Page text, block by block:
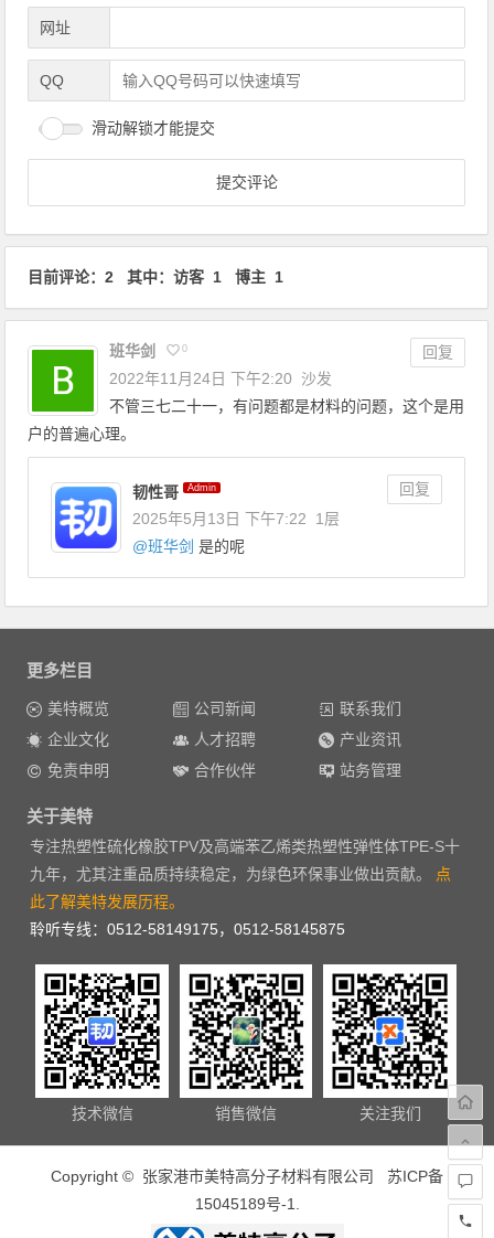
网址
QQ
滑动解锁才能提交
目前评论：2 其中：访客 1 博主 1
班华剑 0
回复
2022年11月24日 下午2:20
沙发
不管三七二十一，有问题都是材料的问题，这个是用
户的普遍心理。
韧性哥 Admin
回复
2025年5月13日 下午7:22
1层
@班华剑 是的呢
更多栏目
美特概览 公司新闻
联系我们
企业文化
人才招聘
产业资讯
免责申明
合作伙伴 站务管理
关于美特
专注热塑性硫化橡胶TPV及高端苯乙烯类热塑性弹性体TPE-S十
九年，尤其注重品质持续稳定，为绿色环保事业做出贡献。 点
此了解美特发展历程。
聆听专线：0512-58149175，0512-58145875
技术微信 销售微信 关注我们
Copyright © 张家港市美特高分子材料有限公司 苏ICP备
15045189号-1